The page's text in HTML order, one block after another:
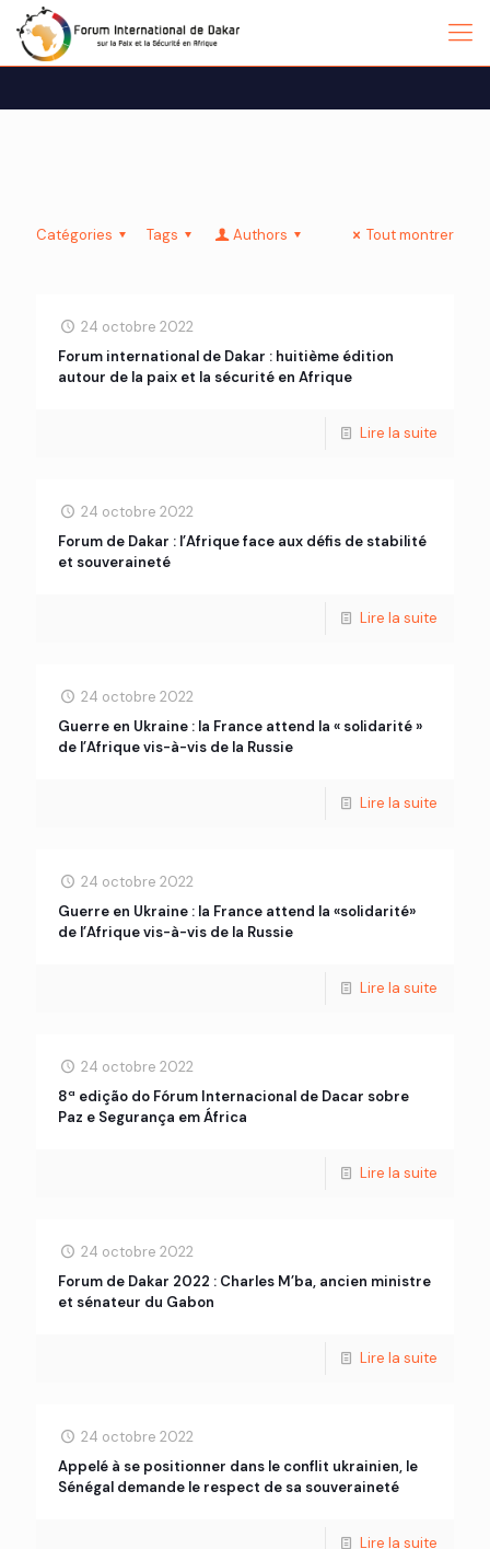
Catégories Tags Authors Tout montrer
24 octobre 2022
Forum international de Dakar : huitième édition
autour de la paix et la sécurité en Afrique
Lire la suite
24 octobre 2022
Forum de Dakar : l’Afrique face aux défis de stabilité
et souveraineté
Lire la suite
24 octobre 2022
Guerre en Ukraine : la France attend la « solidarité »
de l’Afrique vis-à-vis de la Russie
Lire la suite
24 octobre 2022
Guerre en Ukraine : la France attend la «solidarité»
de l’Afrique vis-à-vis de la Russie
Lire la suite
24 octobre 2022
8ª edição do Fórum Internacional de Dacar sobre
Paz e Segurança em África
Lire la suite
24 octobre 2022
Forum de Dakar 2022 : Charles M’ba, ancien ministre
et sénateur du Gabon
Lire la suite
24 octobre 2022
Appelé à se positionner dans le conflit ukrainien, le
Sénégal demande le respect de sa souveraineté
Lire la suite